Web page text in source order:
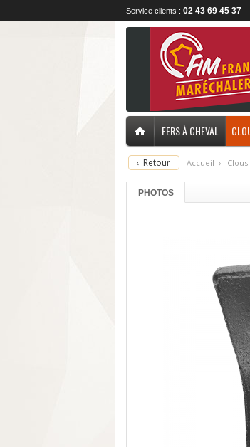
Service clients : 02 43 69 45 37
FERS À CHEVAL
‹ Retour Accueil › C
PHOTOS